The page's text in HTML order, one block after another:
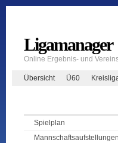
Ligamanager
Online Ergebnis- und
Übersicht Ü60
Spielplan
Mannschaftsaufstellungen